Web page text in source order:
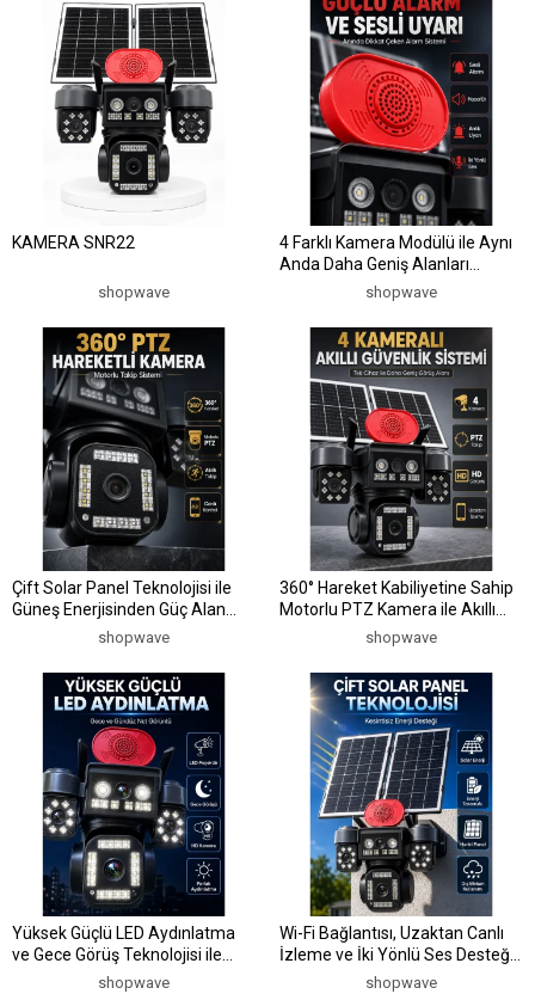
KAMERA SNR22
shopwave
4 Farklı Kamera Modülü ile Aynı
Anda Daha Geniş Alanları
Görüntüleyebilen Akıllı Güvenlik
shopwave
Çift Solar Panel Teknolojisi ile
Güneş Enerjisinden Güç Alan
Kesintisiz Dış Mekan Güvenlik
shopwave
360° Hareket Kabiliyetine Sahip
Motorlu PTZ Kamera ile Akıllı
Takip ve Geniş Görüş Deneyimi
shopwave
Yüksek Güçlü LED Aydınlatma
ve Gece Görüş Teknolojisi ile
Günün Her Saatinde Net
shopwave
Wi-Fi Bağlantısı, Uzaktan Canlı
İzleme ve İki Yönlü Ses Desteği
Sunan Akıllı Güvenlik Kamerası
shopwave